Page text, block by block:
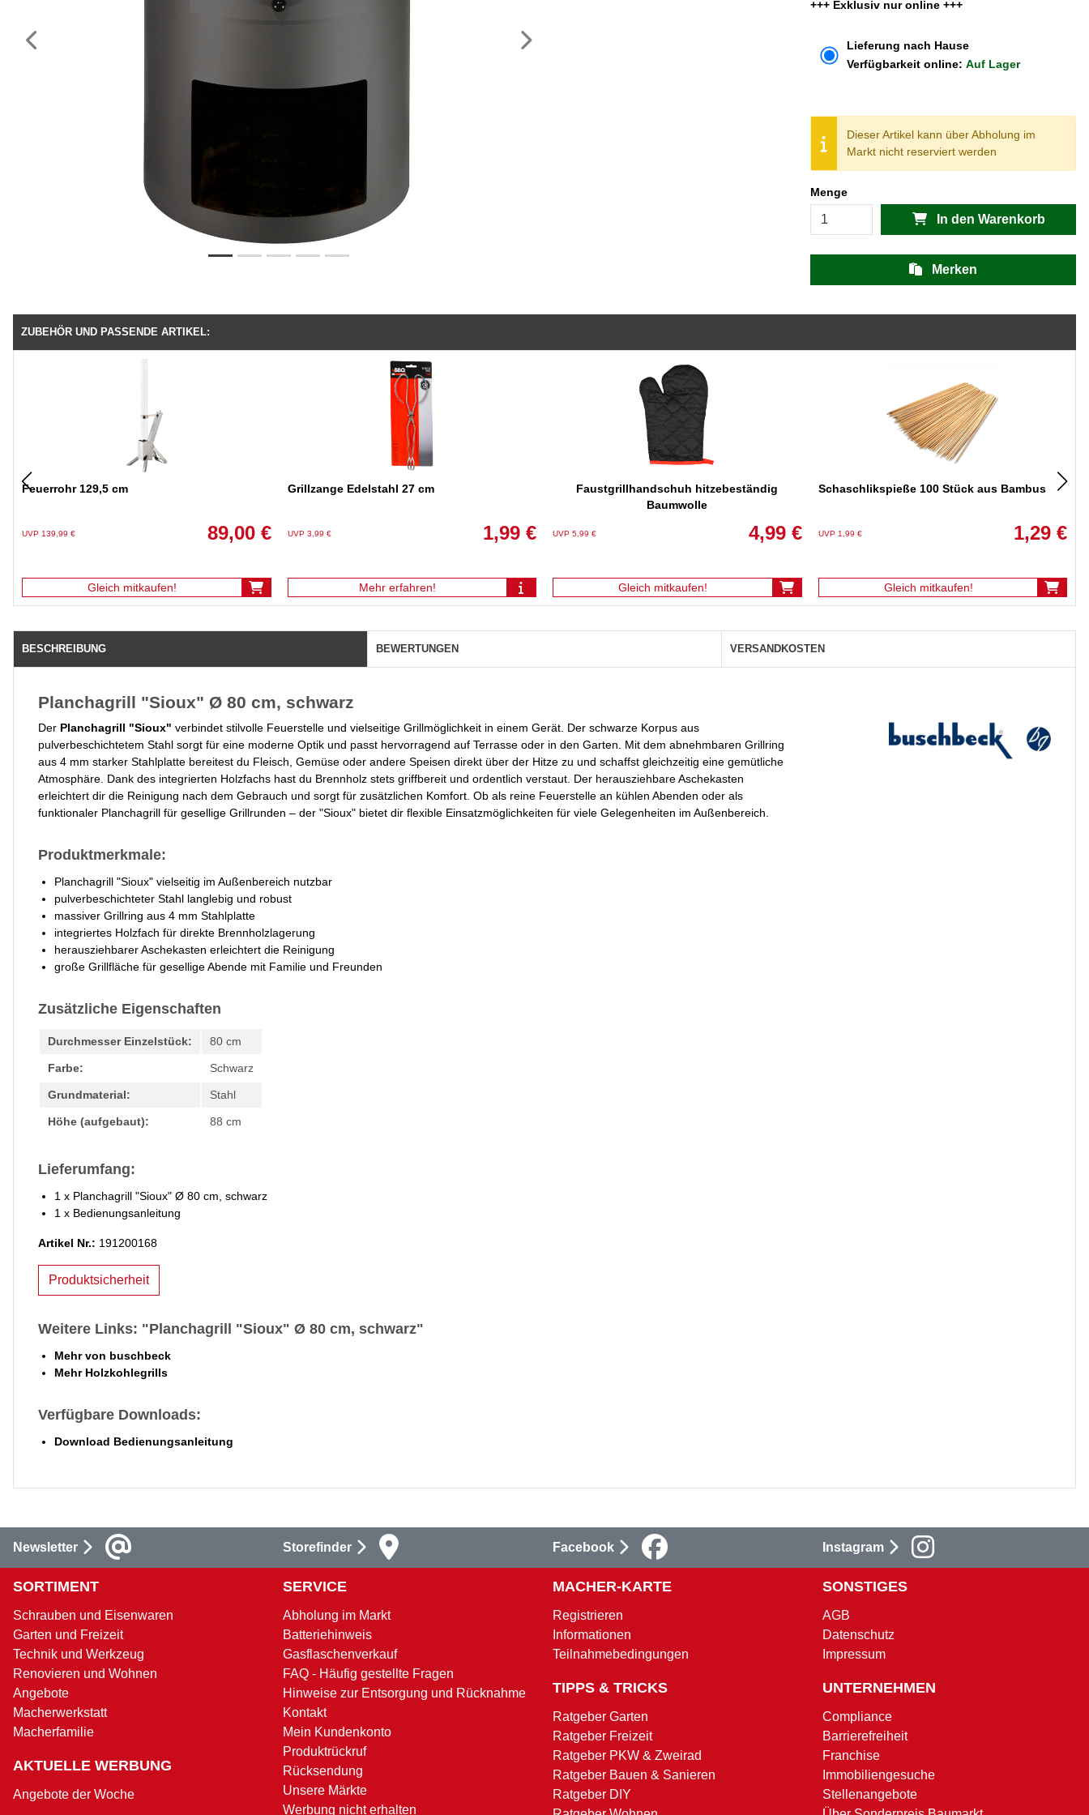
Vorheriges
+++ Exklusiv nur online +++
Lieferung nach Hause
Verfügbarkeit online: Auf Lager
Dieser Artikel kann über Abholung im
Markt nicht reserviert werden
Menge
In den Warenkorb
Merken
ZUBEHÖR UND PASSENDE ARTIKEL:
Feuerrohr 129,5 cm
UVP 139,99 € 89,00 €
Gleich mitkaufen!
Grillzange Edelstahl 27 cm
UVP 3,99 € 1,99 €
Mehr erfahren!
Faustgrillhandschuh hitzebeständig
Baumwolle
UVP 5,99 € 4,99 €
Gleich mitkaufen!
Schaschlikspieße 100 Stück aus Bambus
UVP 1,99 € 1,29 €
Gleich mitkaufen!
BESCHREIBUNG BEWERTUNGEN VERSANDKOSTEN
Planchagrill "Sioux" Ø 80 cm, schwarz
Der Planchagrill "Sioux" verbindet stilvolle Feuerstelle und vielseitige Grillmöglichkeit in einem Gerät. Der schwarze Korpus aus
pulverbeschichtetem Stahl sorgt für eine moderne Optik und passt hervorragend auf Terrasse oder in den Garten. Mit dem abnehmbaren Grillring
aus 4 mm starker Stahlplatte bereitest du Fleisch, Gemüse oder andere Speisen direkt über der Hitze zu und schaffst gleichzeitig eine gemütliche
Atmosphäre. Dank des integrierten Holzfachs hast du Brennholz stets griffbereit und ordentlich verstaut. Der herausziehbare Aschekasten
erleichtert dir die Reinigung nach dem Gebrauch und sorgt für zusätzlichen Komfort. Ob als reine Feuerstelle an kühlen Abenden oder als
funktionaler Planchagrill für gesellige Grillrunden – der "Sioux" bietet dir flexible Einsatzmöglichkeiten für viele Gelegenheiten im Außenbereich.
Produktmerkmale:
Planchagrill "Sioux" vielseitig im Außenbereich nutzbar
pulverbeschichteter Stahl langlebig und robust
massiver Grillring aus 4 mm Stahlplatte
integriertes Holzfach für direkte Brennholzlagerung
herausziehbarer Aschekasten erleichtert die Reinigung
große Grillfläche für gesellige Abende mit Familie und Freunden
Zusätzliche Eigenschaften
Durchmesser Einzelstück: 80 cm
Farbe: Schwarz
Grundmaterial: Stahl
Höhe (aufgebaut): 88 cm
Lieferumfang:
1 x Planchagrill "Sioux" Ø 80 cm, schwarz
1 x Bedienungsanleitung
Artikel Nr.: 191200168
Produktsicherheit
Weitere Links: "Planchagrill "Sioux" Ø 80 cm, schwarz"
Mehr von buschbeck
Mehr Holzkohlegrills
Verfügbare Downloads:
Download Bedienungsanleitung
Newsletter Storefinder Facebook Instagram
SORTIMENT
Schrauben und Eisenwaren
Garten und Freizeit
Technik und Werkzeug
Renovieren und Wohnen
Angebote
Macherwerkstatt
Macherfamilie
AKTUELLE WERBUNG
Angebote der Woche
SERVICE
Abholung im Markt
Batteriehinweis
Gasflaschenverkauf
FAQ - Häufig gestellte Fragen
Hinweise zur Entsorgung und Rücknahme
Kontakt
Mein Kundenkonto
Produktrückruf
Rücksendung
Unsere Märkte
Werbung nicht erhalten
MACHER-KARTE
Registrieren
Informationen
Teilnahmebedingungen
TIPPS & TRICKS
Ratgeber Garten
Ratgeber Freizeit
Ratgeber PKW & Zweirad
Ratgeber Bauen & Sanieren
Ratgeber DIY
SONSTIGES
AGB
Datenschutz
Impressum
UNTERNEHMEN
Compliance
Barrierefreiheit
Franchise
Immobiliengesuche
Stellenangebote